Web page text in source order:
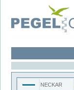
NECKAR